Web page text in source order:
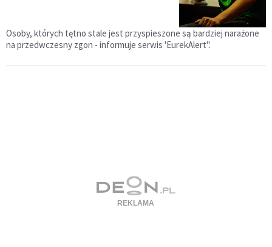
Osoby, których tętno stale jest przyspieszone są bardziej narażone
na przedwczesny zgon - informuje serwis 'EurekAlert".